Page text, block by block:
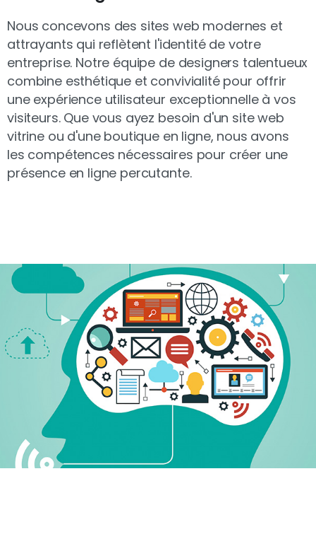
Nous concevons des sites web modernes et
attrayants qui reflètent l'identité de votre
entreprise. Notre équipe de designers talentueux
combine esthétique et convivialité pour offrir
une expérience utilisateur exceptionnelle à vos
visiteurs. Que vous ayez besoin d'un site web
vitrine ou d'une boutique en ligne, nous avons
les compétences nécessaires pour créer une
présence en ligne percutante.